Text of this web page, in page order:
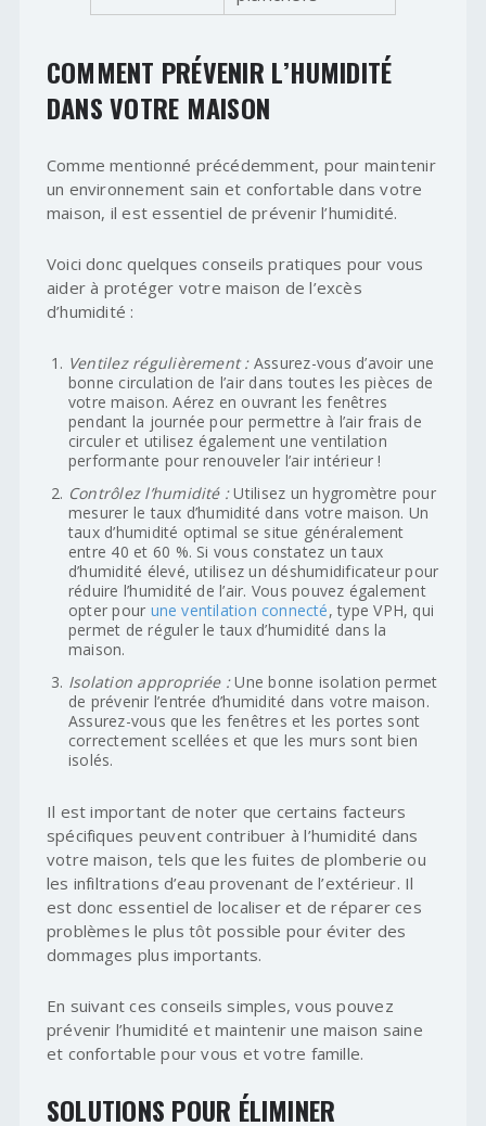
COMMENT PRÉVENIR L’HUMIDITÉ
DANS VOTRE MAISON
Comme mentionné précédemment, pour maintenir
un environnement sain et confortable dans votre
maison, il est essentiel de prévenir l’humidité.
Voici donc quelques conseils pratiques pour vous
aider à protéger votre maison de l’excès
d’humidité :
Ventilez régulièrement :Assurez-vous d’avoir une
bonne circulation de l’air dans toutes les pièces de
votre maison. Aérez en ouvrant les fenêtres
pendant la journée pour permettre à l’air frais de
circuler et utilisez également une ventilation
performante pour renouveler l’air intérieur !
Contrôlez l’humidité :Utilisez un hygromètre pour
mesurer le taux d’humidité dans votre maison. Un
taux d’humidité optimal se situe généralement
entre 40 et 60 %. Si vous constatez un taux
d’humidité élevé, utilisez un déshumidificateur pour
réduire l’humidité de l’air. Vous pouvez également
opter pour une ventilation connecté, type VPH, qui
permet de réguler le taux d’humidité dans la
maison.
Isolation appropriée :Une bonne isolation permet
de prévenir l’entrée d’humidité dans votre maison.
Assurez-vous que les fenêtres et les portes sont
correctement scellées et que les murs sont bien
isolés.
Il est important de noter que certains facteurs
spécifiques peuvent contribuer à l’humidité dans
votre maison, tels que les fuites de plomberie ou
les infiltrations d’eau provenant de l’extérieur. Il
est donc essentiel de localiser et de réparer ces
problèmes le plus tôt possible pour éviter des
dommages plus importants.
En suivant ces conseils simples, vous pouvez
prévenir l’humidité et maintenir une maison saine
et confortable pour vous et votre famille.
SOLUTIONS POUR ÉLIMINER